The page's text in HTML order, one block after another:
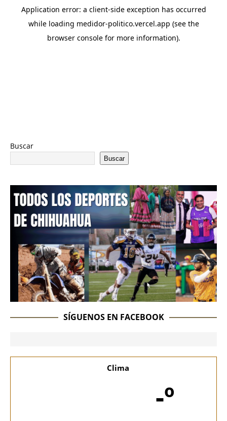
Buscar
Buscar
SÍGUENOS EN FACEBOOK
Clima
-º